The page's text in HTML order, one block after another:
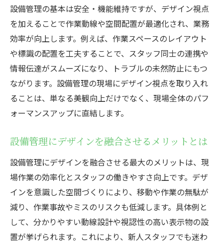
設備管理で現場の働きやすさを向上させる
方法
設備管理とビルメンテナンスの快適性向上
事例
動線設計に役立つ設備管理のデザイン発想
設備管理が現場環境に与える影響と工夫
デザインを取り入れた設備管理の実践例
例を紹介
ンの実践
設備管理デザインが作業効率に与える具体
的効果
現場の声から学ぶ設備管理デザインの工夫
設備管理で取り入れたい最新デザイン例
設備管理の基本は安全・機能維持ですが、デザイン視点
を加えることで作業動線や空間配置が最適化され、業務
効率が向上します。例えば、作業スペースのレイアウト
や標識の配置を工夫することで、スタッフ同士の連携や
情報伝達がスムーズになり、トラブルの未然防止にもつ
ながります。設備管理の現場にデザイン視点を取り入れ
ることは、単なる美観向上だけでなく、現場全体のパフ
ォーマンスアップに直結します。
設備管理にデザインを融合させるメリットとは
設備管理にデザインを融合させる最大のメリットは、現
場作業の効率化とスタッフの働きやすさ向上です。デザ
インを意識した空間づくりにより、移動や作業の無駄が
減り、作業事故やミスのリスクも低減します。具体例と
して、分かりやすい動線設計や視認性の高い表示物の設
置が挙げられます。これにより、新人スタッフでも迷わ